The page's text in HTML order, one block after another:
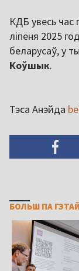
КДБ увесь час
ліпеня 2025
беларусаў, у
Коўшык.
Тэса Анэйда
БОЛЬШ ПА